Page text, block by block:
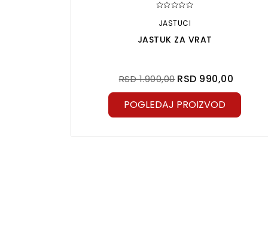
JASTUCI
JASTUK ZA VRAT
RSD 1.900,00 RSD 990,00
POGLEDAJ PROIZVOD